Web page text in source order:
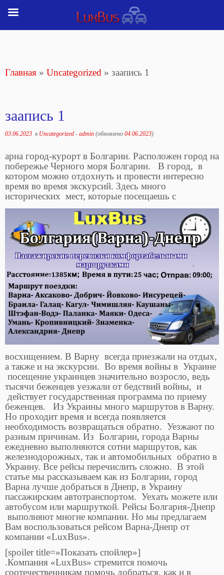
Главная » Uncategorized » заапись 1
заапись 1
03.06.2023 в Uncategorized - admin (обновлено 04.06.2023)
арна город-курорт в Болгарии. Расположен город на
побережье Черного моря Болгарии. В город, в
котором можно отдохнуть и провести интересно
время во время экскурсий. Здесь много
исторических мест, которые посещаешь с
восхищением. В Варну всегда приезжали на отдых,
а также и на экскурсии. Во время войны в Украине
посещение украинцев значительно возросло, ведь
тысячи беженцев уезжали от бедствий войны, и
действует государственная программа по приему
беженцев. Из Украины много маршрутов в Варну.
Но проходит время и всегда появляется
необходимость возвращаться обратно. Уезжают по
разным причинам. Из Болгарии, города Варны
ежедневно выполняются сотни маршрутов, как
железнодорожных, так и автомобильных обратно в
Украину. Все рейсы перечислить сложно. В этой
статье мы рассказываем как из Болгарии, город
Варна лучше добраться в Днепр, в Украину
пассажирским автотранспортом. Уехать можете или
автобусом или маршруткой. Рейсы Болгария-Днепр
выполняют многие компании. Но мы предлагаем
Вам воспользоваться рейсом Варна-Днепр от
компании «LuxBus».
[spoiler title=»Показать спойлер»]
.Компания «LuxBus» стремится помочь
соотечественникам помочь добраться, как и в